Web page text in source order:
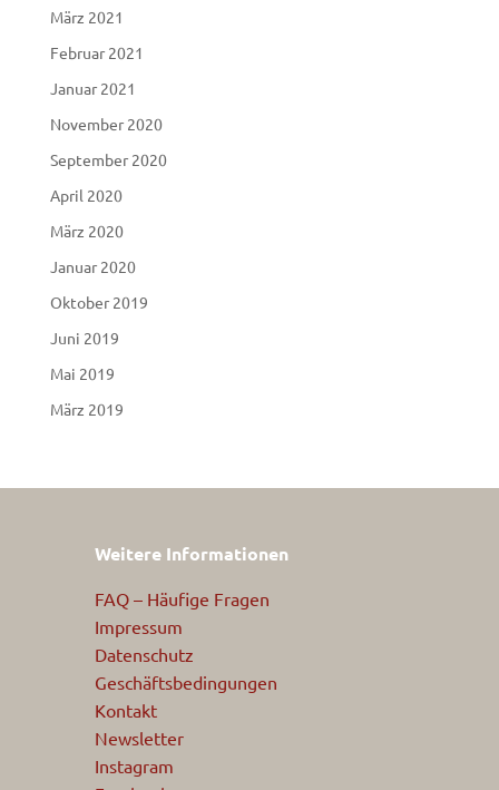
März 2021
Februar 2021
Januar 2021
November 2020
September 2020
April 2020
März 2020
Januar 2020
Oktober 2019
Juni 2019
Mai 2019
März 2019
Weitere Informationen
FAQ – Häufige Fragen
Impressum
Datenschutz
Geschäftsbedingungen
Kontakt
Newsletter
Instagram